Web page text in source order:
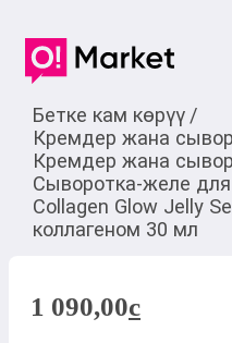
Бетке кам көрүү /
Кремдер жана
Кремдер жана
Сыворотка-желе для
Collagen Glow Jelly
коллагеном 30 мл
1 090,00c